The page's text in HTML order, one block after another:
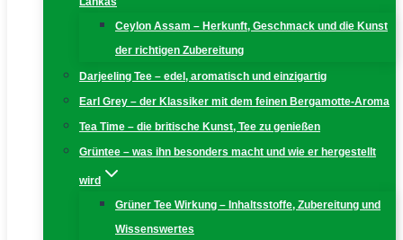
Ceylon Assam – Herkunft, Geschmack und die Kunst
der richtigen Zubereitung
Darjeeling Tee – edel, aromatisch und einzigartig
Earl Grey – der Klassiker mit dem feinen Bergamotte-Aroma
Tea Time – die britische Kunst, Tee zu genießen
Grüntee – was ihn besonders macht und wie er hergestellt
wird
Grüner Tee Wirkung – Inhaltsstoffe, Zubereitung und
Wissenswertes